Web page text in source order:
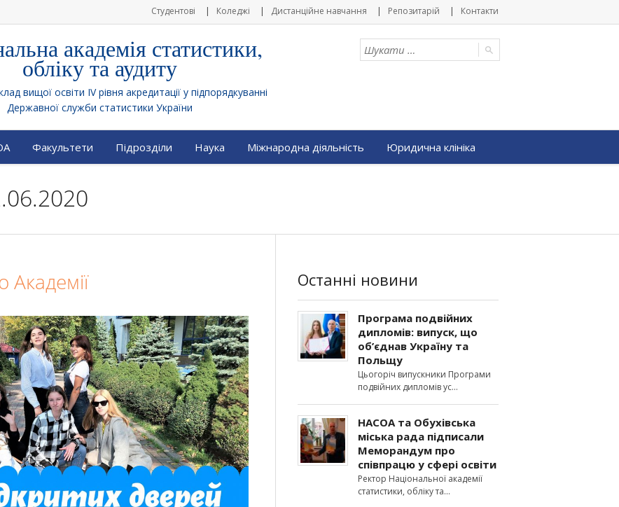
Студентові Коледжі Дистанційне навчання Репозитарій Контакти
академія статистики,
обліку та аудиту
вищої освіти IV рівня акредитації у підпорядкуванні
Державної служби статистики України
Факультети Підрозділи Наука Міжнародна діяльність Юридична клініка
Академії Останні новини
Програма подвійних
дипломів: випуск, що
об’єднав Україну та
Польщу
Цьогоріч випускники Програми
подвійних дипломів ус
НАСОА та Обухівська
міська рада підписали
Меморандум про
співпрацю у сфері освіти
Ректор Національної академії
статистики, обліку та